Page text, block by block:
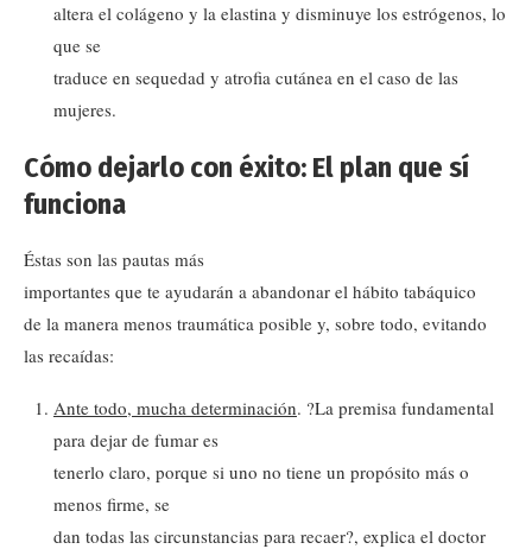
altera el colágeno y la elastina y disminuye los estrógenos, lo
que se
traduce en sequedad y atrofia cutánea en el caso de las
mujeres.
Cómo dejarlo con éxito: El plan que sí
funciona
Éstas son las pautas más
importantes que te ayudarán a abandonar el hábito tabáquico
de la manera menos traumática posible y, sobre todo, evitando
las recaídas:
Ante todo, mucha determinación. ?La premisa fundamental
para dejar de fumar es
tenerlo claro, porque si uno no tiene un propósito más o
menos firme, se
dan todas las circunstancias para recaer?, explica el doctor